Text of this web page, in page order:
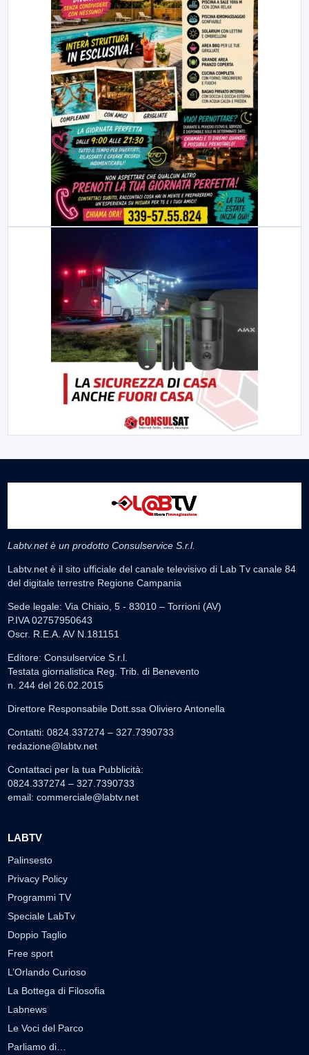
Labtv.net è un prodotto Consulservice S.r.l.
Labtv.net è il sito ufficiale del canale televisivo di Lab Tv canale 84
del digitale terrestre Regione Campania
Sede legale: Via Chiaio, 5 - 83010 – Torrioni (AV)
P.IVA 02757950643
Oscr. R.E.A. AV N.181151
Editore: Consulservice S.r.l.
Testata giornalistica Reg. Trib. di Benevento
n. 244 del 26.02.2015
Direttore Responsabile Dott.ssa Oliviero Antonella
Contatti: 0824.337274 – 327.7390733
redazione@labtv.net
Contattaci per la tua Pubblicità:
0824.337274 – 327.7390733
email: commerciale@labtv.net
LABTV
Palinsesto
Privacy Policy
Programmi TV
Speciale LabTv
Doppio Taglio
Free sport
L’Orlando Curioso
La Bottega di Filosofia
Labnews
Le Voci del Parco
Parliamo di…